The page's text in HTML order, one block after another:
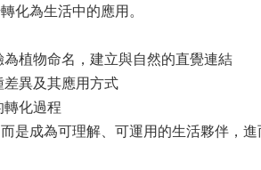
化為生活中的應用。
植物命名，建立與自然的直覺連結
異及其應用方式
轉化過程
是成為可理解、可運用的生活夥伴，